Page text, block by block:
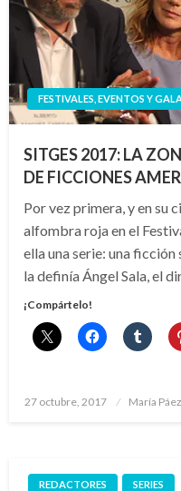
FESTIVALES, EVENTOS Y
SITGES 2017: LA
DE FICCIONES
Por vez primera, y en su
alfombra roja en el
ella una serie: una
la definía Ángel Sala, el
¡Compártelo!
Publicado
27 octubre, 2017 María Páez
REDACTORES SERIES